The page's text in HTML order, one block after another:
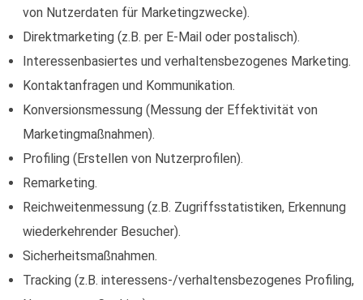
von Nutzerdaten für Marketingzwecke).
Direktmarketing (z.B. per E-Mail oder postalisch).
Interessenbasiertes und verhaltensbezogenes Marketing.
Kontaktanfragen und Kommunikation.
Konversionsmessung (Messung der Effektivität von
Marketingmaßnahmen).
Profiling (Erstellen von Nutzerprofilen).
Remarketing.
Reichweitenmessung (z.B. Zugriffsstatistiken, Erkennung
wiederkehrender Besucher).
Sicherheitsmaßnahmen.
Tracking (z.B. interessens-/verhaltensbezogenes Profiling,